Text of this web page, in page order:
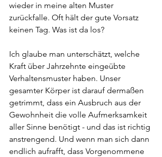
wieder in meine alten Muster
zurückfalle. Oft hält der gute Vorsatz
keinen Tag. Was ist da los?
Ich glaube man unterschätzt, welche
Kraft über Jahrzehnte eingeübte
Verhaltensmuster haben. Unser
gesamter Körper ist darauf dermaßen
getrimmt, dass ein Ausbruch aus der
Gewohnheit die volle Aufmerksamkeit
aller Sinne benötigt - und das ist richtig
anstrengend. Und wenn man sich dann
endlich aufrafft, dass Vorgenommene